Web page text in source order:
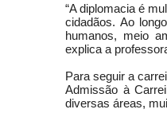
“A diplomacia é
cidadãos. Ao
humanos, meio
explica a
Para seguir a
Admissão à
diversas áreas,